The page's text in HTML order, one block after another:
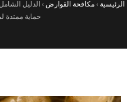
الرئيسية › مكافحة القوارض ›
الدليل
حماية ممتدة